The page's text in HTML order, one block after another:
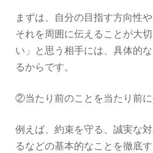
まずは、自分の目指す方向性
それを周囲に伝えることが大
い」と思う相手には、具体的
るからです。
②当たり前のことを当たり前に
例えば、約束を守る、誠実な
るなどの基本的なことを徹底